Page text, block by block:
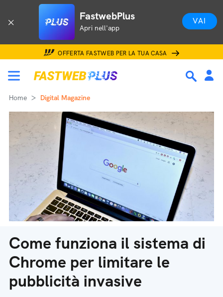
FastwebPlus
Apri nell'app
VAI
OFFERTA FASTWEB PER LA TUA CASA
Home Digital Magazine
Come funziona il sistema di
Chrome per limitare le
pubblicità invasive